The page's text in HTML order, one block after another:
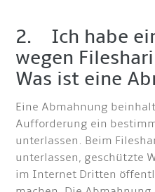
2. Ich habe
wegen
Was ist eine
Eine Abmahnung
Aufforderung ein
unterlassen. Beim
unterlassen, geschützte
im Internet Dritten